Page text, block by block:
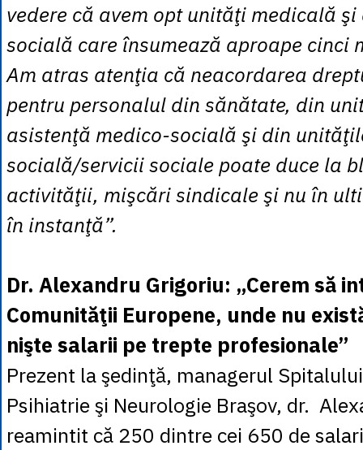
vedere că avem opt unităţi medicală
socială care însumează aproape cinci
Am atras atenţia că neacordarea
pentru personalul din sănătate, din
asistenţă medico-socială şi din
socială/servicii sociale poate duce la
activităţii, mişcări sindicale şi nu în
în instanţă”.
Dr. Alexandru Grigoriu: „Cerem să
Comunităţii Europene, unde nu
nişte salarii pe trepte profesionale”
Prezent la şedinţă, managerul
Psihiatrie şi Neurologie Braşov, dr.
reamintit că 250 dintre cei 650 de